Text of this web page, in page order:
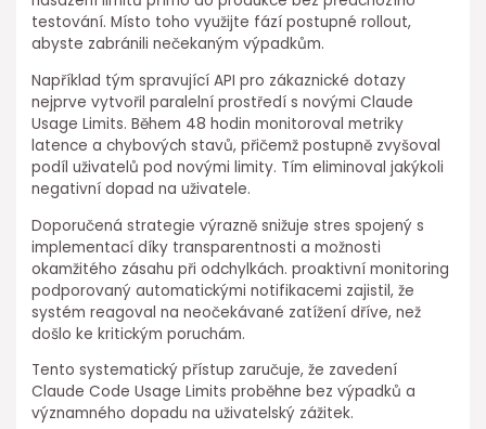
testování. Místo toho využijte fází postupné rollout,
abyste zabránili nečekaným výpadkům.
Například tým spravující ⁤API⁢ pro zákaznické dotazy
nejprve vytvořil paralelní prostředí s novými Claude
Usage Limits. Během 48 hodin monitoroval metriky
latence a chybových stavů, ⁤přičemž ⁤postupně zvyšoval
podíl uživatelů pod novými limity. Tím eliminoval jakýkoli
negativní dopad na uživatele.
Doporučená strategie výrazně snižuje stres spojený s
implementací díky transparentnosti a možnosti
okamžitého zásahu při odchylkách. proaktivní monitoring
podporovaný automatickými notifikacemi zajistil, že
systém reagoval na neočekávané zatížení dříve, ⁤než
došlo ke ⁤kritickým poruchám.
Tento systematický přístup zaručuje, že zavedení
Claude Code Usage Limits proběhne bez výpadků a
významného dopadu na uživatelský zážitek.